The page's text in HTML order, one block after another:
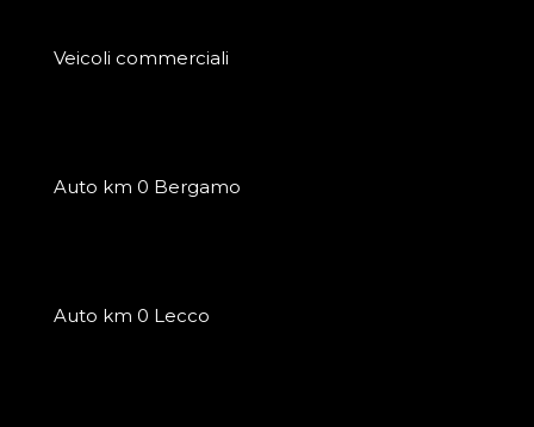
Veicoli commerciali
Auto km 0 Bergamo
Auto km 0 Lecco